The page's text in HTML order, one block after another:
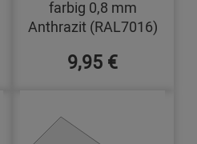
farbig 0,8 mm
Anthrazit (RAL7016)
9,95 €